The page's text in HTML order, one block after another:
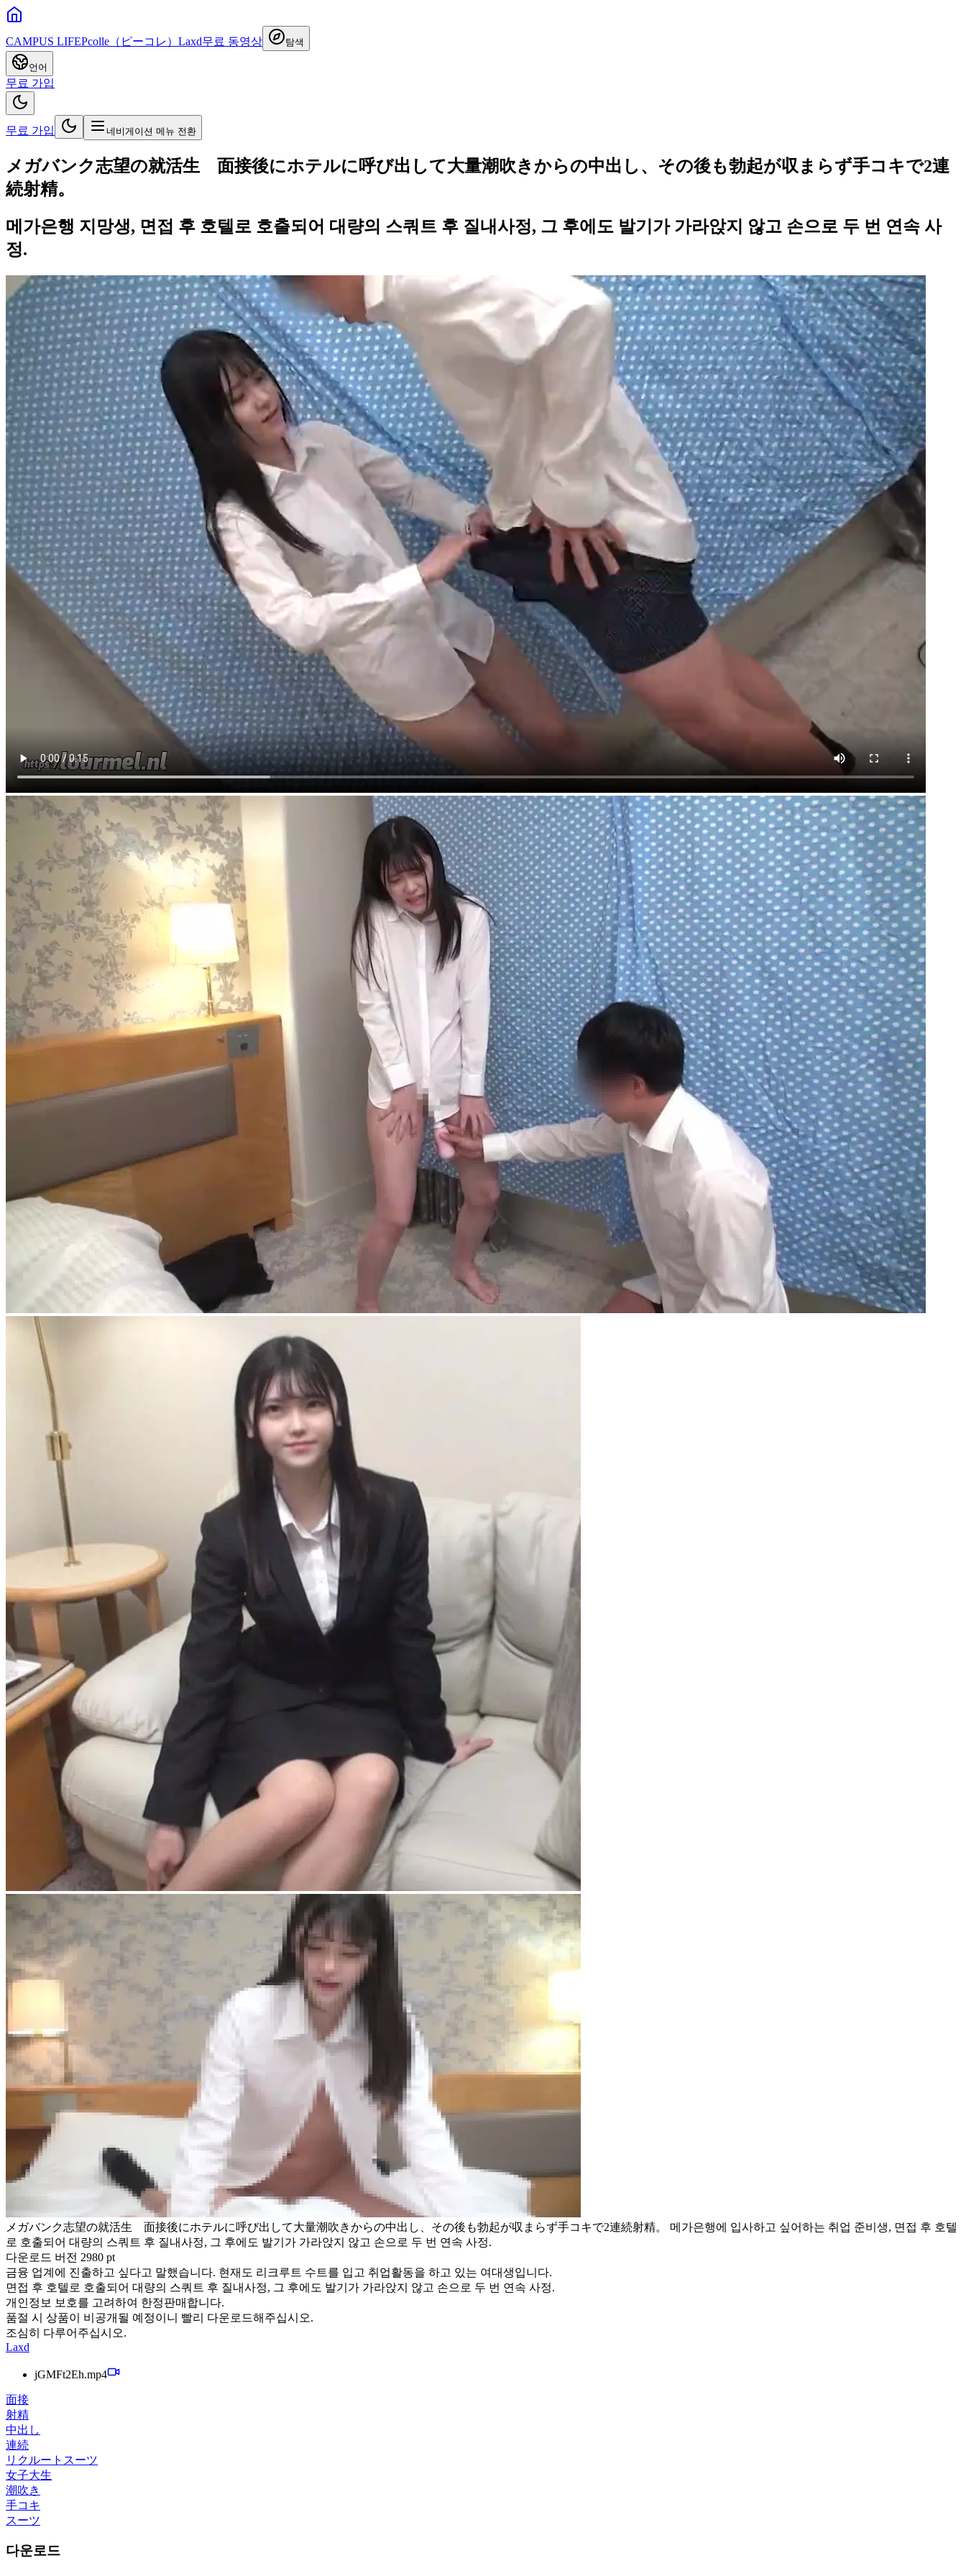
CAMPUS LIFEPcolle（ピーコレ） Laxd무료 동영상 탐색
언어
무료 가입
무료 가입 네비게이션 메뉴 전환
メガバンク志望の就活生 面接後にホテルに呼び出して大量潮吹きからの中出し、その後も勃起が収まらず手コキで2連
続射精。
메가은행 지망생, 면접 후 호텔로 호출되어 대량의 스쿼트 후 질내사정, 그 후에도 발기가 가라앉지 않고 손으로 두 번 연속 사
정.
メガバンク志望の就活生 面接後にホテルに呼び出して大量潮吹きからの中出し、その後も勃起が収まらず手コキで2連続射精。 메가은행에 입사하고 싶어하는 취업 준비생, 면접 후 호텔
로 호출되어 대량의 스쿼트 후 질내사정, 그 후에도 발기가 가라앉지 않고 손으로 두 번 연속 사정.
다운로드 버전 2980 pt
금융 업계에 진출하고 싶다고 말했습니다. 현재도 리크루트 수트를 입고 취업활동을 하고 있는 여대생입니다.
면접 후 호텔로 호출되어 대량의 스쿼트 후 질내사정, 그 후에도 발기가 가라앉지 않고 손으로 두 번 연속 사정.
개인정보 보호를 고려하여 한정판매합니다.
품절 시 상품이 비공개될 예정이니 빨리 다운로드해주십시오.
조심히 다루어주십시오.
Laxd
jGMFt2Eh.mp4
面接
射精
中出し
連続
リクルートスーツ
女子大生
潮吹き
手コキ
スーツ
다운로드